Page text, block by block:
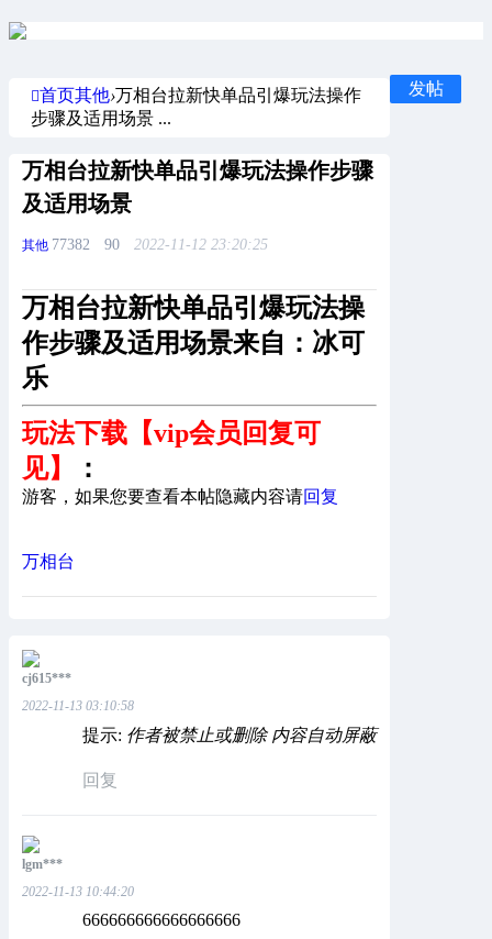
发帖
首页其他›万相台拉新快单品引爆玩法操作
步骤及适用场景 ...
万相台拉新快单品引爆玩法操作步骤
及适用场景
其他 77382 90 2022-11-12 23:20:25
万相台拉新快单品引爆玩法操
作步骤及适用场景来自：冰可
乐
玩法下载【vip会员回复可
见】
：
游客，如果您要查看本帖隐藏内容请回复
万相台
cj615***
2022-11-13 03:10:58
提示: 作者被禁止或删除 内容自动屏蔽
回复
lgm***
2022-11-13 10:44:20
666666666666666666